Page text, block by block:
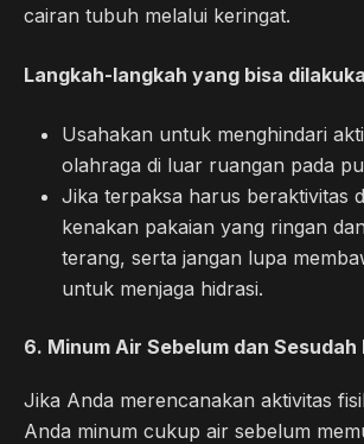
cairan tubuh melalui keringat.
Langkah-langkah yang bisa
Usahakan untuk menghindari
olahraga di luar ruangan pada
Jika terpaksa harus beraktivitas
kenakan pakaian yang ringan
terang, serta jangan lupa
untuk menjaga hidrasi.
6. Minum Air Sebelum dan
Jika Anda merencanakan aktivitas
Anda minum cukup air sebelum